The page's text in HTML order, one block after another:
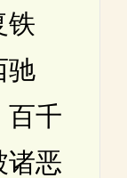
铁
驰
百千
诸恶